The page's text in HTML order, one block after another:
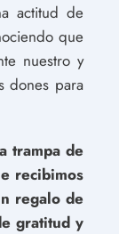
actitud de
que
nuestro y
dones para
trampa de
recibimos
regalo de
gratitud y